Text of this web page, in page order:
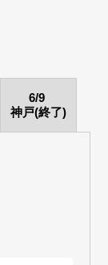
6/9
神戸(終了)